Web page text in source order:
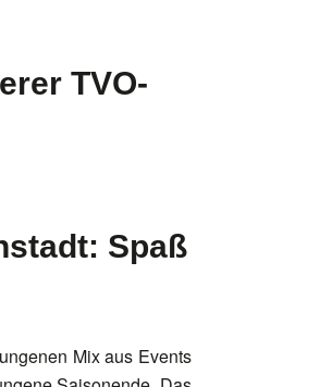
TVO-
Spaß
Mix aus Events